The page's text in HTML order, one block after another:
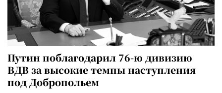
Путин поблагодарил 76-ю дивизию
ВДВ за высокие темпы наступления
под Добропольем